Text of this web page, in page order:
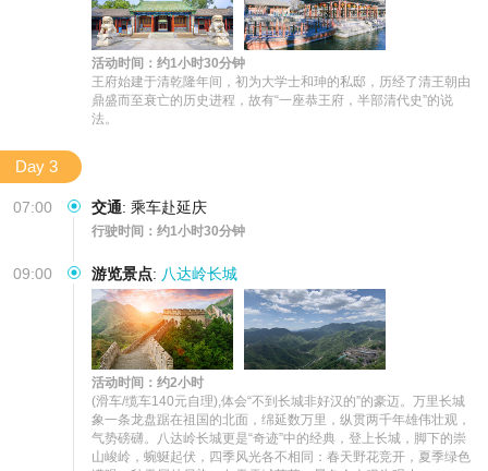
活动时间：约1小时30分钟
王府始建于清乾隆年间，初为大学士和珅的私邸，历经了清王朝由
鼎盛而至衰亡的历史进程，故有“一座恭王府，半部清代史”的说
法。
Day 3
07:00 交通: 乘车赴延庆
行驶时间：约1小时30分钟
09:00 游览景点: 八达岭长城
活动时间：约2小时
(滑车/缆车140元自理),体会“不到长城非好汉的”的豪迈。万里长城
象一条龙盘踞在祖国的北面，绵延数万里，纵贯两千年雄伟壮观，
气势磅礴。八达岭长城更是“奇迹”中的经典，登上长城，脚下的崇
山峻岭，蜿蜒起伏，四季风光各不相同：春天野花竞开，夏季绿色